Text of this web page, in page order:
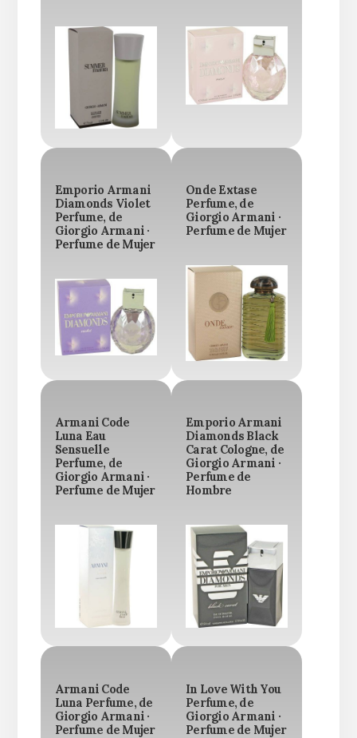
Emporio Armani
Diamonds Violet
Perfume, de
Giorgio Armani ·
Perfume de Mujer
Onde Extase
Perfume, de
Giorgio Armani ·
Perfume de Mujer
Armani Code
Luna Eau
Sensuelle
Perfume, de
Giorgio Armani ·
Perfume de Mujer
Emporio Armani
Diamonds Black
Carat Cologne, de
Giorgio Armani ·
Perfume de
Hombre
Armani Code
Luna Perfume, de
Giorgio Armani ·
Perfume de Mujer
In Love With You
Perfume, de
Giorgio Armani ·
Perfume de Mujer